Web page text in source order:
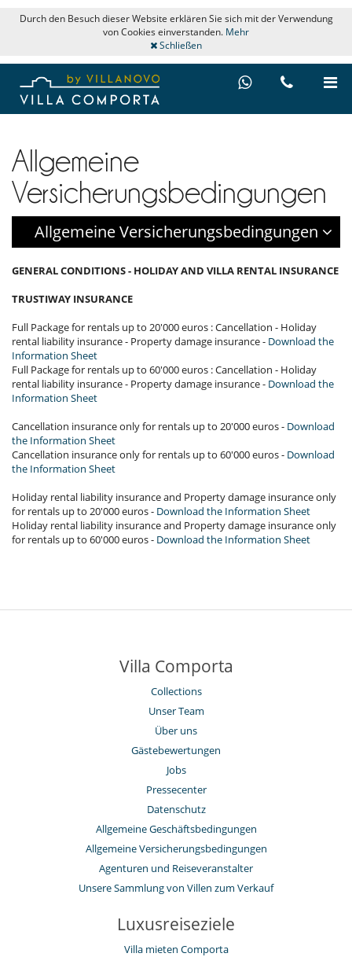
Durch den Besuch dieser Website erklären Sie sich mit der Verwendung
von Cookies einverstanden. Mehr
Schließen
Allgemeine
Versicherungsbedingungen
Allgemeine Versicherungsbedingungen
GENERAL CONDITIONS - HOLIDAY AND VILLA RENTAL INSURANCE
TRUSTIWAY INSURANCE
Full Package for rentals up to 20'000 euros : Cancellation - Holiday
rental liability insurance - Property damage insurance - Download the
Information Sheet
Full Package for rentals up to 60'000 euros : Cancellation - Holiday
rental liability insurance - Property damage insurance - Download the
Information Sheet
Cancellation insurance only for rentals up to 20'000 euros - Download
the Information Sheet
Cancellation insurance only for rentals up to 60'000 euros - Download
the Information Sheet
Holiday rental liability insurance and Property damage insurance only
for rentals up to 20'000 euros - Download the Information Sheet
Holiday rental liability insurance and Property damage insurance only
for rentals up to 60'000 euros - Download the Information Sheet
Villa Comporta
Collections
Unser Team
Über uns
Gästebewertungen
Jobs
Pressecenter
Datenschutz
Allgemeine Geschäftsbedingungen
Allgemeine Versicherungsbedingungen
Agenturen und Reiseveranstalter
Unsere Sammlung von Villen zum Verkauf
Luxusreiseziele
Villa mieten Comporta